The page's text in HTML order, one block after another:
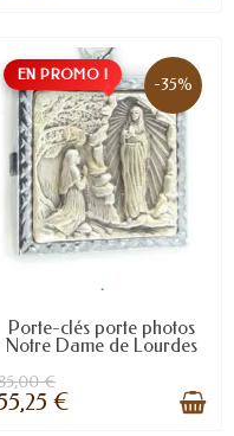
EN PROMO ! -35%
.
Porte-clés porte photos
Notre Dame de Lourdes
€
€